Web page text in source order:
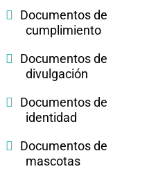
Documentos de
cumplimiento
Documentos de
divulgación
Documentos de
identidad
Documentos de
mascotas